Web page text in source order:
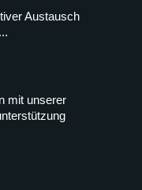
Austausch
mit unserer